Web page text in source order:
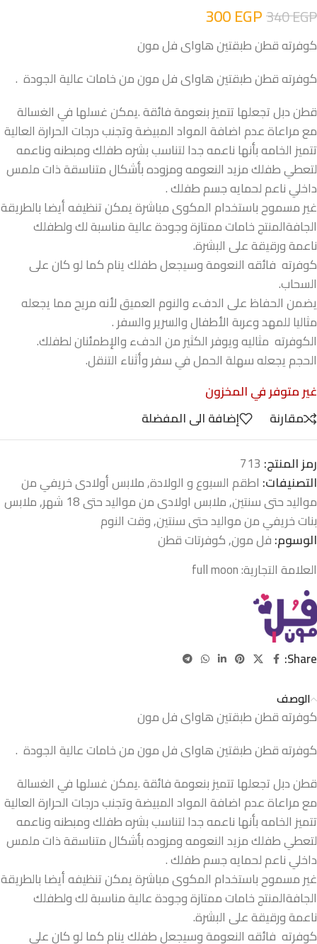
340EGP
300EGP
كوفرته قطن طبقتين هاواى فل مون
كوفرته قطن طبقتين هاواى فل مون من خامات عالية الجودة .
قطن دبل تجعلها تتميز بنعومة فائقة .يمكن غسلها في الغسالة
مع مراعاة عدم اضافة المواد المبيضة وتجنب درجات الحرارة العالية
تتميز الخامه بأنها ناعمه جدا لتناسب بشره طفلك ومبطنه وناعمه
لتعطي طفلك مزيد النعومه ومزوده بأشكال متناسقة ذات ملمس
داخلي ناعم لحمايه جسم طفلك .
غير مسموح باستخدام المكوى مباشرة يمكن تنظيفه أيضا بالطريقة
الجافةالمنتج خامات ممتازة وجودة عالية مناسبة لك ولطفلك
ناعمة ورقيقة على البشرة.
كوفرته فائقه النعومة وسيجعل طفلك ينام كما لو كان على
السحاب.
يضمن الحفاظ على الدفء والنوم العميق لأنه مريح مما يجعله
مثاليا للمهد وعربة الأطفال والسرير والسفر .
الكوفرته مثاليه ويوفر الكثير من الدفء والإطمئنان لطفلك.
الحجم يجعله سهلة الحمل في سفر وأثناء التنقل.
غير متوفر في المخزون
مقارنة
إضافة الى المفضلة
رمز المنتج: 713
التصنيفات: اطقم السبوع و الولادة,ملابس أولادى خريفي من
مواليد حتى سنتين,ملابس اولادى من مواليد حتى 18 شهر ,ملابس
بنات خريفي من مواليد حتى سنتين,وقت النوم
الوسوم:فل مون,كوفرتات قطن
العلامة التجارية:full moon
Share:
الوصف
كوفرته قطن طبقتين هاواى فل مون
كوفرته قطن طبقتين هاواى فل مون من خامات عالية الجودة .
قطن دبل تجعلها تتميز بنعومة فائقة .يمكن غسلها في الغسالة
مع مراعاة عدم اضافة المواد المبيضة وتجنب درجات الحرارة العالية
تتميز الخامه بأنها ناعمه جدا لتناسب بشره طفلك ومبطنه وناعمه
لتعطي طفلك مزيد النعومه ومزوده بأشكال متناسقة ذات ملمس
داخلي ناعم لحمايه جسم طفلك .
غير مسموح باستخدام المكوى مباشرة يمكن تنظيفه أيضا بالطريقة
الجافةالمنتج خامات ممتازة وجودة عالية مناسبة لك ولطفلك
ناعمة ورقيقة على البشرة.
كوفرته فائقه النعومة وسيجعل طفلك ينام كما لو كان على